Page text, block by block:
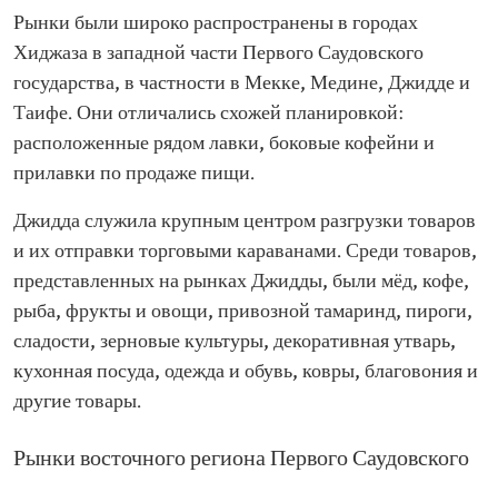
Рынки были широко распространены в городах
Хиджаза в западной части Первого Саудовского
государства, в частности в Мекке, Медине, Джидде и
Таифе. Они отличались схожей планировкой:
расположенные рядом лавки, боковые кофейни и
прилавки по продаже пищи.
Джидда служила крупным центром разгрузки товаров
и их отправки торговыми караванами. Среди товаров,
представленных на рынках Джидды, были мёд, кофе,
рыба, фрукты и овощи, привозной тамаринд, пироги,
сладости, зерновые культуры, декоративная утварь,
кухонная посуда, одежда и обувь, ковры, благовония и
другие товары.
Рынки восточного региона Первого Саудовского